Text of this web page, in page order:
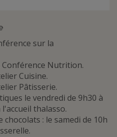
sur la
Conférence Nutrition.
Cuisine.
Pâtisserie.
le vendredi de 9h30 à
thalasso.
: le samedi de 10h